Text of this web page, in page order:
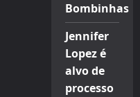
Bombinhas
Jennifer
Lopez é
alvo de
processo